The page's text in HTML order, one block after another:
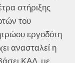
στήριξης
του
εργοδότη
ανασταλεί η